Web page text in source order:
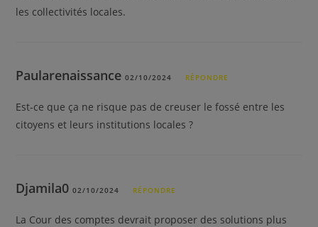
les collectivités locales.
Paularenaissance02/10/2024 RÉPONDRE
Est-ce que ça ne risque pas de creuser le fossé entre les
citoyens et leurs institutions locales ?
Djamila002/10/2024 RÉPONDRE
La Cour des comptes devrait proposer des solutions plus